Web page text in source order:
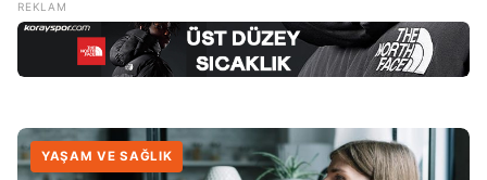
YAŞAM VE SAĞLIK